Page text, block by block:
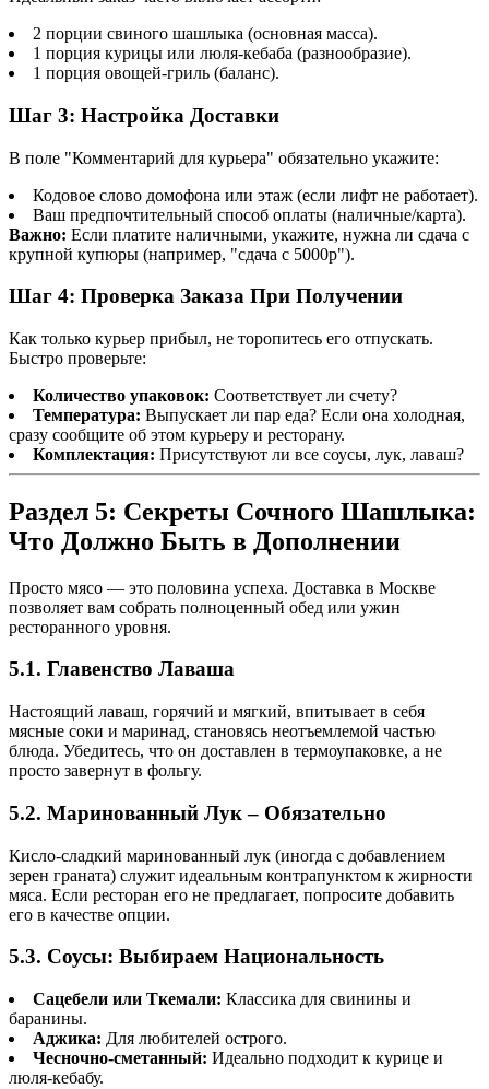
2 порции свиного шашлыка (основная масса).
1 порция курицы или люля-кебаба (разнообразие).
1 порция овощей-гриль (баланс).
Шаг 3: Настройка Доставки
В поле "Комментарий для курьера" обязательно укажите:
Кодовое слово домофона или этаж (если лифт не работает).
Ваш предпочтительный способ оплаты (наличные/карта).
Важно: Если платите наличными, укажите, нужна ли сдача с
крупной купюры (например, "сдача с 5000р").
Шаг 4: Проверка Заказа При Получении
Как только курьер прибыл, не торопитесь его отпускать.
Быстро проверьте:
Количество упаковок: Соответствует ли счету?
Температура: Выпускает ли пар еда? Если она холодная,
сразу сообщите об этом курьеру и ресторану.
Комплектация: Присутствуют ли все соусы, лук, лаваш?
Раздел 5: Секреты Сочного Шашлыка:
Что Должно Быть в Дополнении
Просто мясо — это половина успеха. Доставка в Москве
позволяет вам собрать полноценный обед или ужин
ресторанного уровня.
5.1. Главенство Лаваша
Настоящий лаваш, горячий и мягкий, впитывает в себя
мясные соки и маринад, становясь неотъемлемой частью
блюда. Убедитесь, что он доставлен в термоупаковке, а не
просто завернут в фольгу.
5.2. Маринованный Лук – Обязательно
Кисло-сладкий маринованный лук (иногда с добавлением
зерен граната) служит идеальным контрапунктом к жирности
мяса. Если ресторан его не предлагает, попросите добавить
его в качестве опции.
5.3. Соусы: Выбираем Национальность
Сацебели или Ткемали: Классика для свинины и
баранины.
Аджика: Для любителей острого.
Чесночно-сметанный: Идеально подходит к курице и
люля-кебабу.